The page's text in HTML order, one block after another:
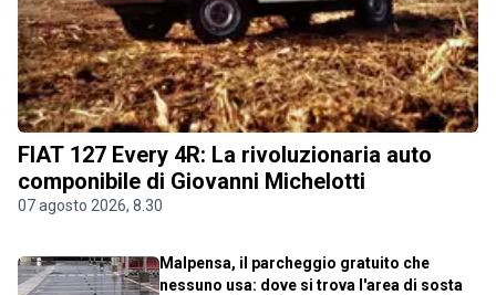
FIAT 127 Every 4R: La rivoluzionaria auto
componibile di Giovanni Michelotti
07 agosto 2026, 8.30
Malpensa, il parcheggio gratuito che
nessuno usa: dove si trova l'area di sosta